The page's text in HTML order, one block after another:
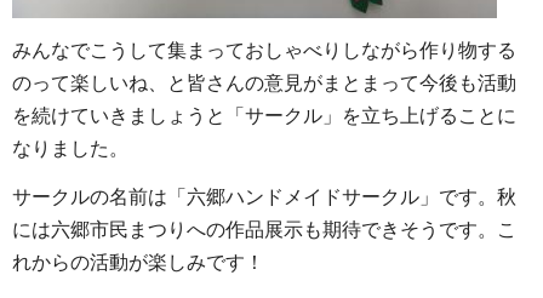
みんなでこうして集まっておしゃべりしながら作り物する
のって楽しいね、と皆さんの意見がまとまって今後も活動
を続けていきましょうと「サークル」を立ち上げることに
なりました。
サークルの名前は「六郷ハンドメイドサークル」です。秋
には六郷市民まつりへの作品展示も期待できそうです。こ
れからの活動が楽しみです！